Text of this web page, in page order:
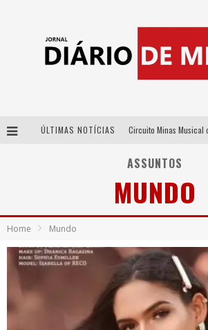
ÚLTIMAS NOTÍCIAS
ASSUNTOS
MUNDO
Home Mundo